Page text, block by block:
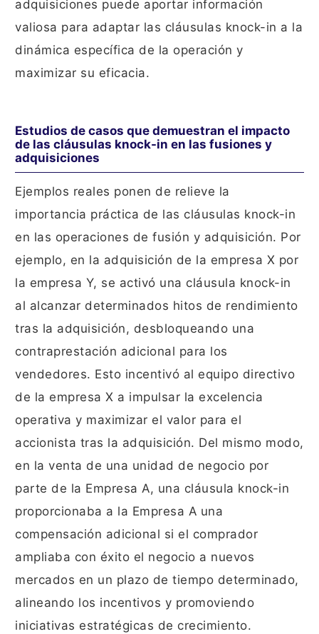
adquisiciones puede aportar información
valiosa para adaptar las cláusulas knock-in a la
dinámica específica de la operación y
maximizar su eficacia.
Estudios de casos que demuestran el impacto
de las cláusulas knock-in en las fusiones y
adquisiciones
Ejemplos reales ponen de relieve la
importancia práctica de las cláusulas knock-in
en las operaciones de fusión y adquisición. Por
ejemplo, en la adquisición de la empresa X por
la empresa Y, se activó una cláusula knock-in
al alcanzar determinados hitos de rendimiento
tras la adquisición, desbloqueando una
contraprestación adicional para los
vendedores. Esto incentivó al equipo directivo
de la empresa X a impulsar la excelencia
operativa y maximizar el valor para el
accionista tras la adquisición. Del mismo modo,
en la venta de una unidad de negocio por
parte de la Empresa A, una cláusula knock-in
proporcionaba a la Empresa A una
compensación adicional si el comprador
ampliaba con éxito el negocio a nuevos
mercados en un plazo de tiempo determinado,
alineando los incentivos y promoviendo
iniciativas estratégicas de crecimiento.